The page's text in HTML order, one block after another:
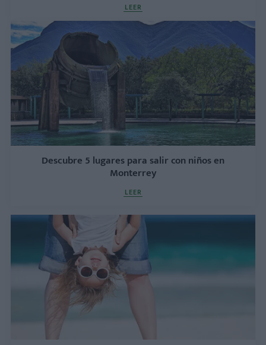
LEER
Descubre 5 lugares para salir con niños en
Monterrey
LEER